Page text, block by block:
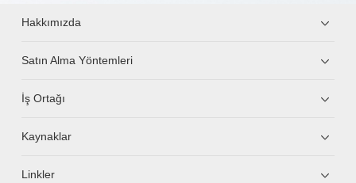
Hakkımızda
Satın Alma Yöntemleri
İş Ortağı
Kaynaklar
Linkler